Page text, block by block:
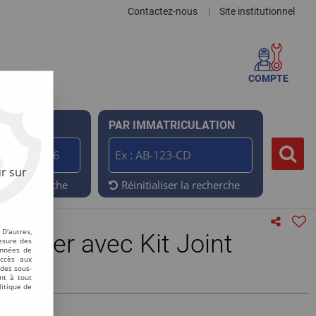
Contactez-nous | Site institutionnel
COMPTE
la recherche
PAR IMMATRICULATION
Réinitialiser la recherche
avec Kit Joint
sur
des
de
aux
sous-
à tout
de